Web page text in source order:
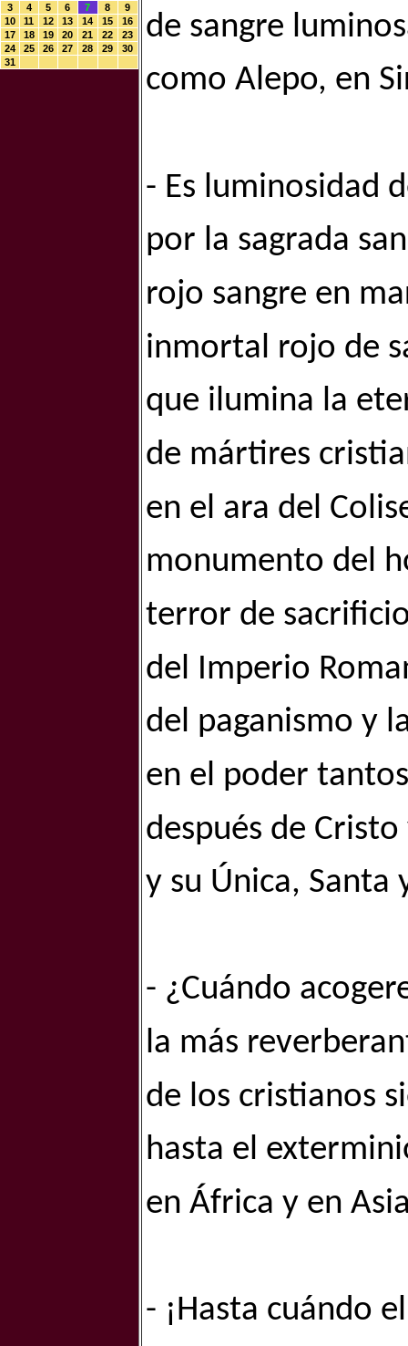
3
4 5 6 7 8
9
10
11 12 13 14 15
16
17
18 19 20 21 22
23
24
25 26 27 28 29
30
31
de sangre
como Alepo, en
- Es luminosidad
por la sagrada
rojo sangre en
inmortal rojo de
que ilumina la
de mártires
en el ara del
monumento del
terror de
del Imperio
del paganismo y
en el poder
después de
y su Única, Santa
- ¿Cuándo
la más
de los cristianos
hasta el
en África y en
- ¡Hasta cuándo